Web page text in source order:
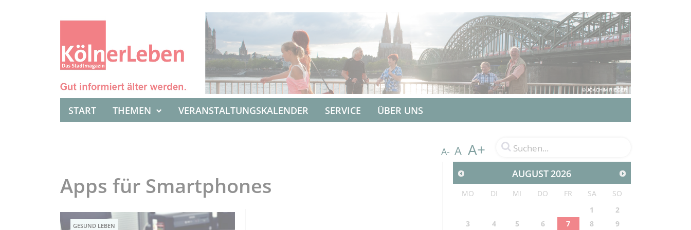
START THEMEN VERANSTALTUNGSKALENDER SERVICE ÜBER UNS
A- A A+
Apps für Smartphones
GESUND LEBEN
AUGUST2026
MO DI MI DO FR SA
SO
1
2
3
4 5 6 7 8 9